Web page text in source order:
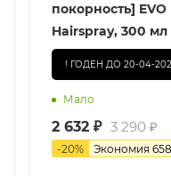
покорность]
Hairspray, 300 мл
! ГОДЕН ДО 20-04-
Мало
2 632 ₽ 3 290 ₽
-20% Экономия 658